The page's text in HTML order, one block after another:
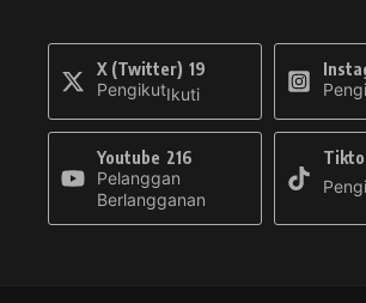
X (Twitter) 19
PengikutIkuti
Youtube 216
Pelanggan
Berlangganan